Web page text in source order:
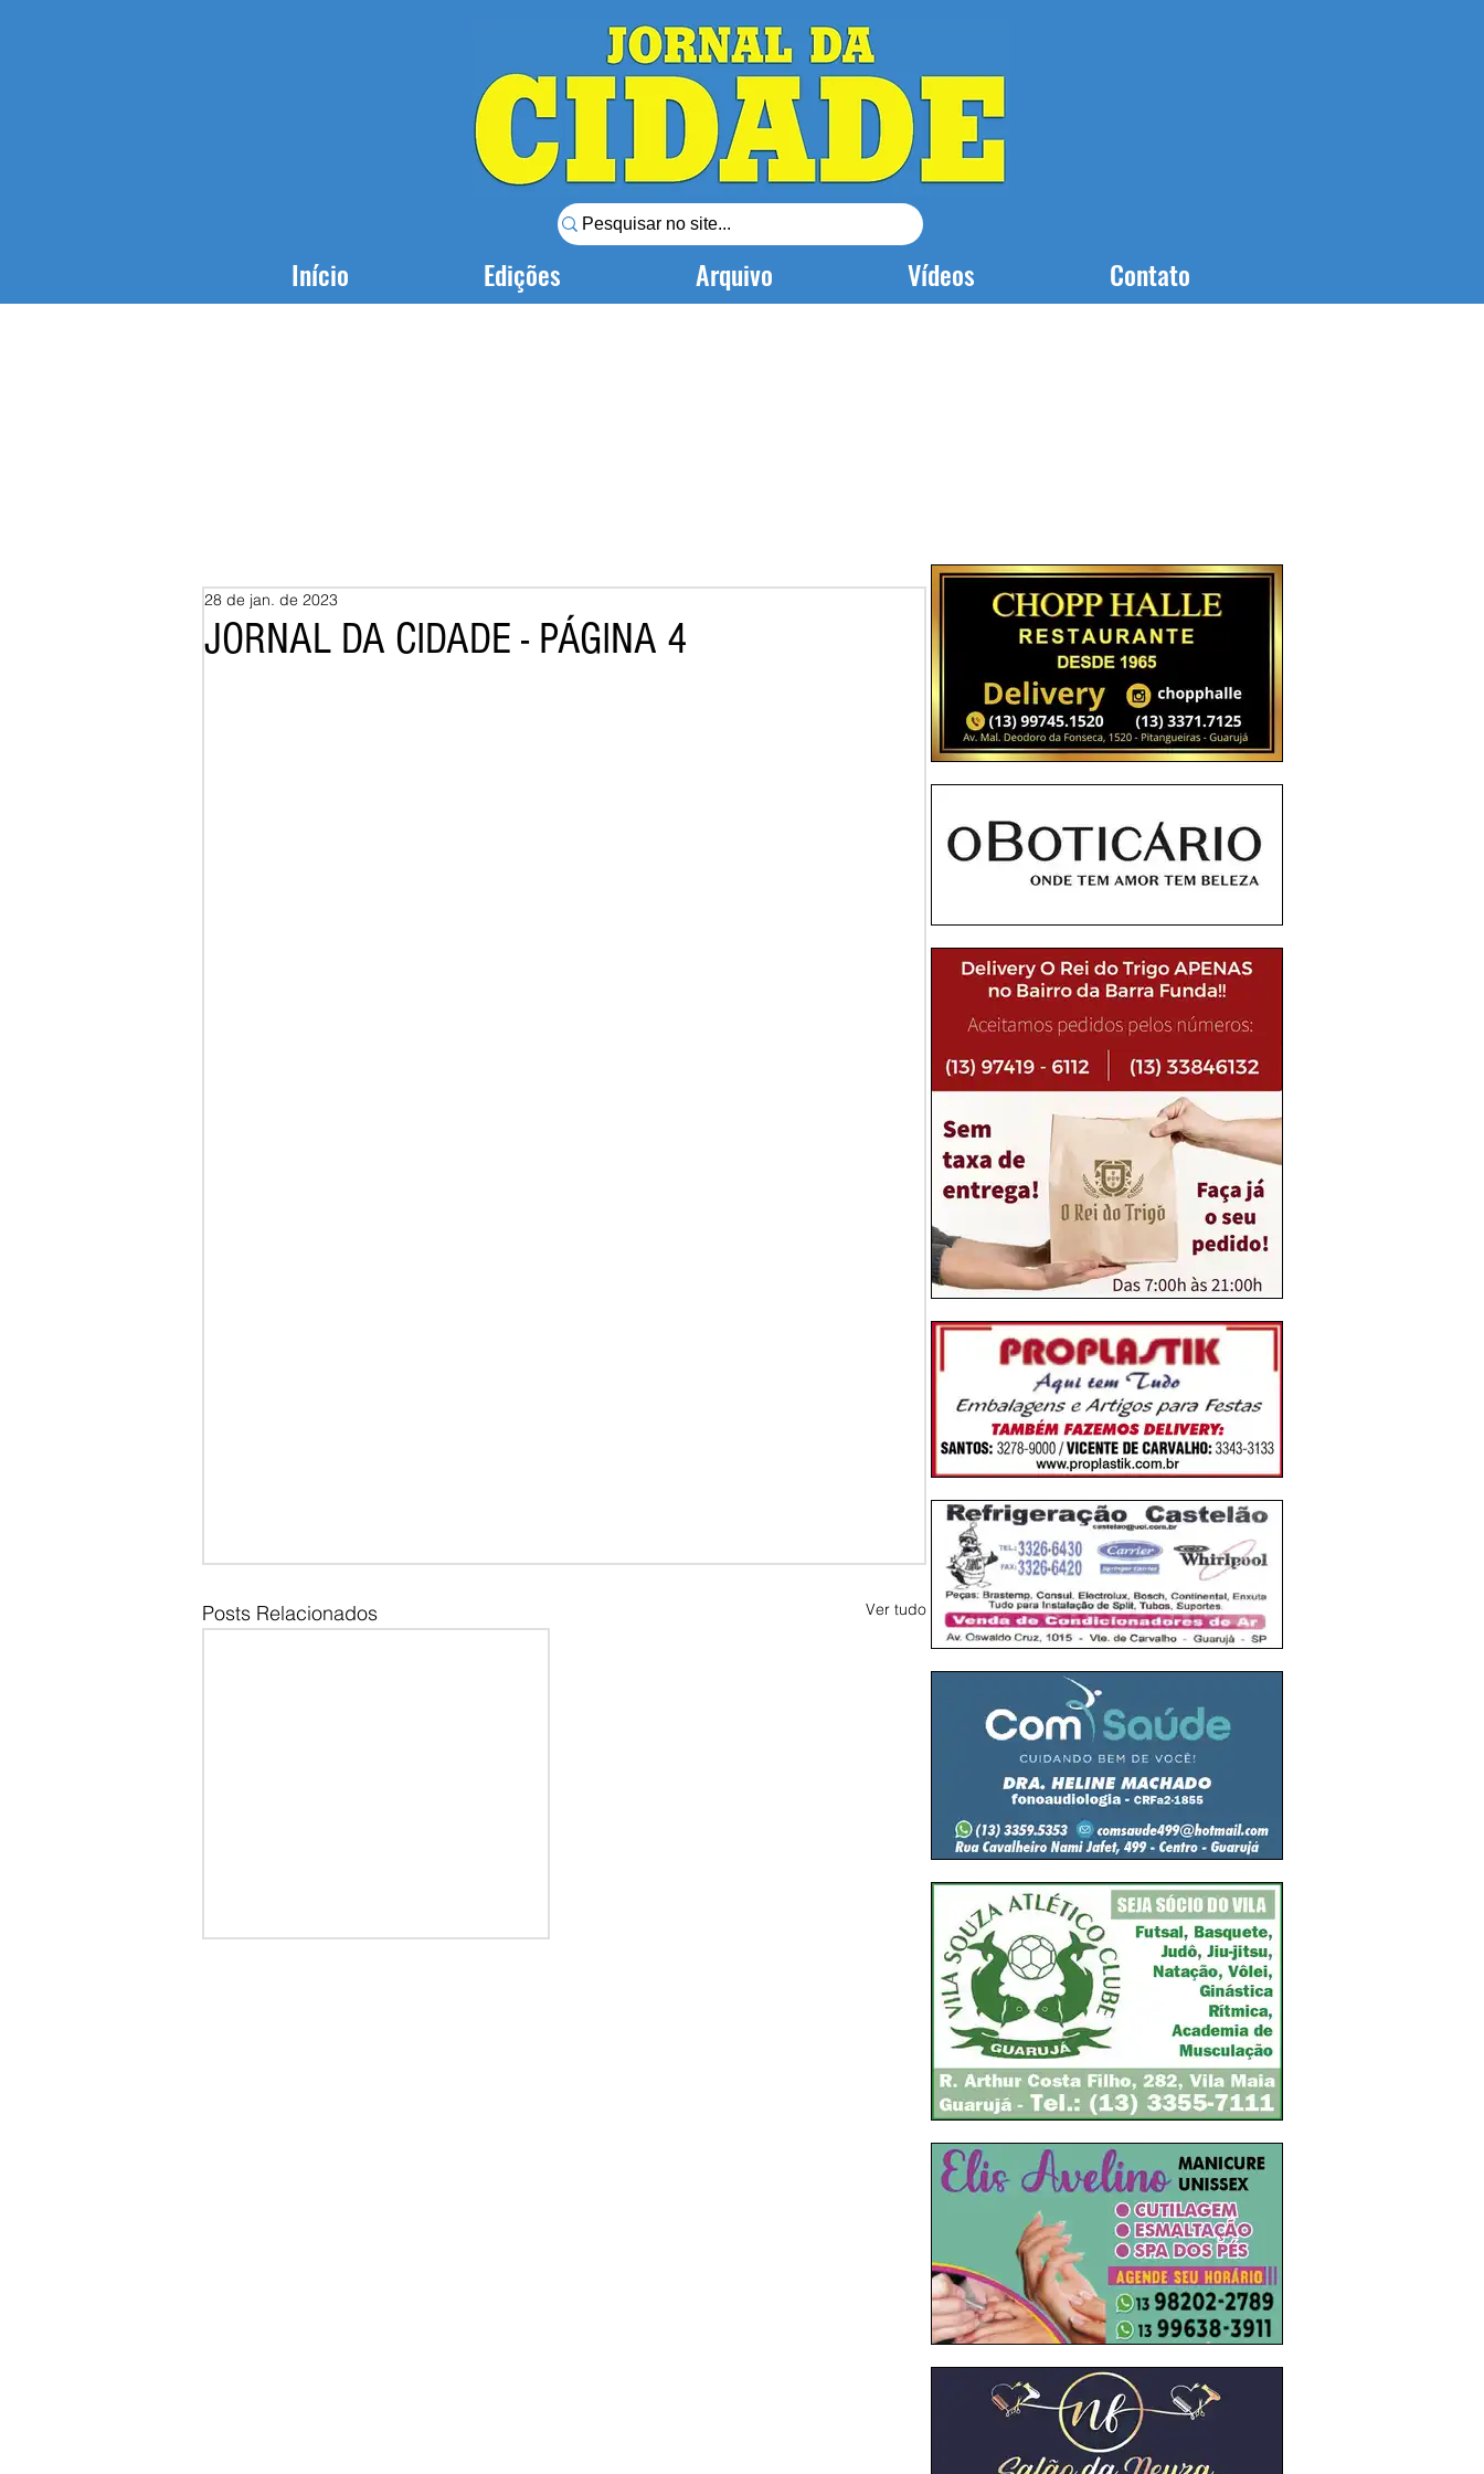
Início Edições Arquivo Vídeos Contato
JORNAL DA CIDADE - PÁGINA 4
28 de jan. de 2023
Posts Relacionados Ver tudo